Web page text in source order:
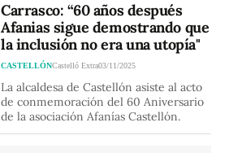
Carrasco: “60 años después
Afanias sigue demostrando que
la inclusión no era una utopía"
CASTELLÓNCastelló Extra03/11/2025
La alcaldesa de Castellón asiste al acto
de conmemoración del 60 Aniversario
de la asociación Afanías Castellón.